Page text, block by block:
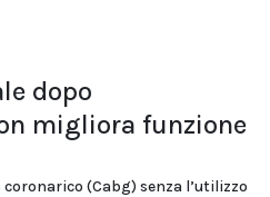
dopo
migliora funzione
(Cabg) senza l’utilizzo